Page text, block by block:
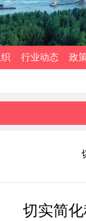
行业动态 政
切实简